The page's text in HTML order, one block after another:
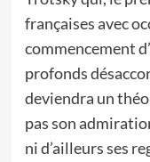
françaises avec
commencement
profonds
deviendra un
pas son
ni d’ailleurs ses